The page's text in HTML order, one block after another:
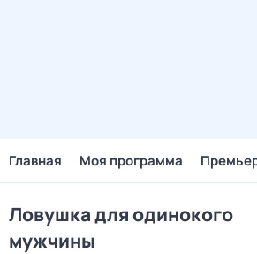
Главная Моя программа
Ловушка для одинокого
мужчины